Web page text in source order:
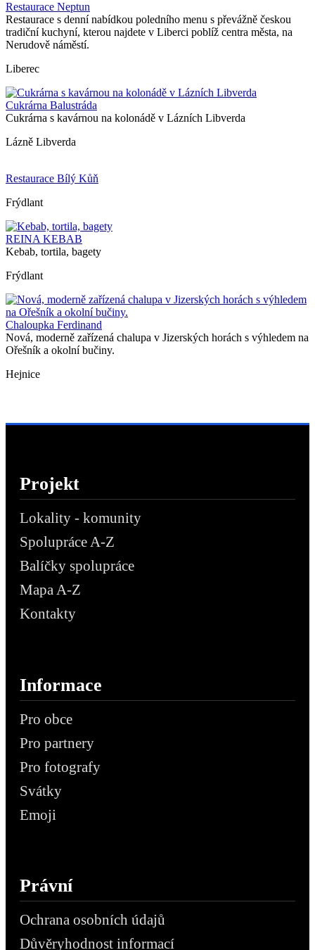
Restaurace Neptun
Restaurace s denní nabídkou poledního menu s převážně českou
tradiční kuchyní, kterou najdete v Liberci poblíž centra města, na
Nerudově náměstí.
Liberec
Cukrárna Balustráda
Cukrárna s kavárnou na kolonádě v Lázních Libverda
Lázně Libverda
Restaurace Bílý Kůň
Frýdlant
REINA KEBAB
Kebab, tortila, bagety
Frýdlant
Chaloupka Ferdinand
Nová, moderně zařízená chalupa v Jizerských horách s výhledem na
Ořešník a okolní bučiny.
Hejnice
Projekt
Lokality - komunity
Spolupráce A-Z
Balíčky spolupráce
Mapa A-Z
Kontakty
Informace
Pro obce
Pro partnery
Pro fotografy
Svátky
Emoji
Právní
Ochrana osobních údajů
Důvěryhodnost informací